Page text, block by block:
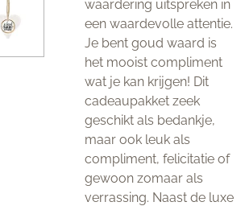
waardering uitspreken in
een waardevolle attentie.
Je bent goud waard is
het mooist compliment
wat je kan krijgen! Dit
cadeaupakket zeek
geschikt als bedankje,
maar ook leuk als
compliment, felicitatie of
gewoon zomaar als
verrassing. Naast de luxe